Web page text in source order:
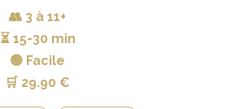
👥 3 à 11+
⏳ 15-30 min
🟢 Facile
🛒 29.90 €